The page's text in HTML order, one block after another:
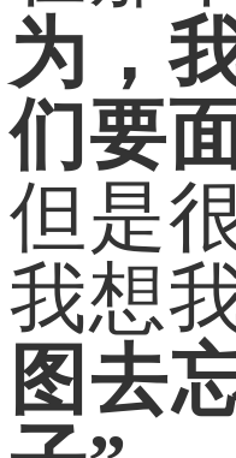
为，
们要
但是
我想
图去